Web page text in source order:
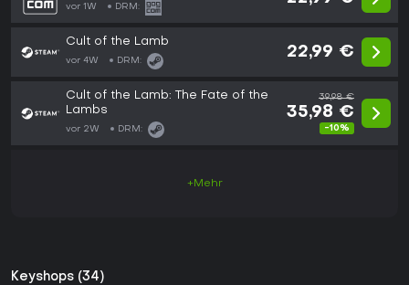
vor 1W DRM:
Cult of the Lamb
vor 4W DRM:
22,99 €
Cult of the Lamb: The Fate of the
Lambs
vor 2W DRM:
39,98 €
35,98 €
-10%
+Mehr
Keyshops (34)